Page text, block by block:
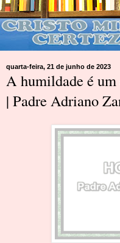
quarta-feira, 21 de junho de 2023
A humildade é
| Padre Adriano